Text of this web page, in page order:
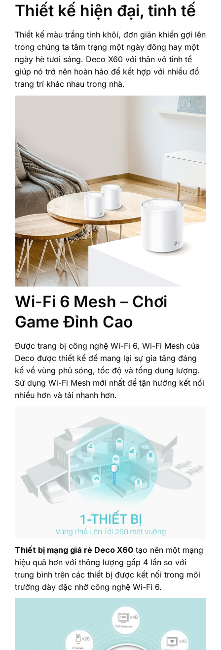
Thiết kế hiện đại, tinh tế
Thiết kế màu trắng tinh khôi, đơn giản khiến gợi lên
trong chúng ta tâm trạng một ngày đông hay một
ngày hè tươi sáng. Deco X60 với thân vỏ tinh tế
giúp nó trở nên hoàn hảo để kết hợp với nhiều đồ
trang trí khác nhau trong nhà.
Wi-Fi 6 Mesh – Chơi
Game Đỉnh Cao
Được trang bị công nghệ Wi-Fi 6, Wi-Fi Mesh của
Deco được thiết kế để mang lại sự gia tăng đáng
kể về vùng phủ sóng, tốc độ và tổng dung lượng.
Sử dụng Wi-Fi Mesh mới nhất để tận hưởng kết nối
nhiều hơn và tải nhanh hơn.
Thiết bị mạng giá rẻ Deco X60 tạo nên một mạng
hiệu quả hơn với thông lượng gấp 4 lần so với
trung bình trên các thiết bị được kết nối trong môi
trường dày đặc nhờ công nghệ Wi-Fi 6.